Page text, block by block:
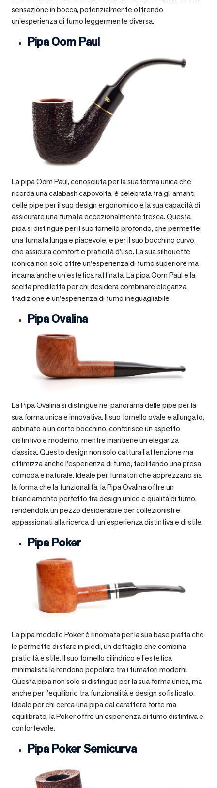
sensazione in bocca, potenzialmente offrendo
un’esperienza di fumo leggermente diversa.
Pipa Oom Paul
La pipa Oom Paul, conosciuta per la sua forma unica che
ricorda una calabash capovolta, è celebrata tra gli amanti
delle pipe per il suo design ergonomico e la sua capacità di
assicurare una fumata eccezionalmente fresca. Questa
pipa si distingue per il suo fornello profondo, che permette
una fumata lunga e piacevole, e per il suo bocchino curvo,
che assicura comfort e praticità d’uso. La sua silhouette
iconica non solo offre un’esperienza di fumo superiore ma
incarna anche un’estetica raffinata. La pipa Oom Paul è la
scelta prediletta per chi desidera combinare eleganza,
tradizione e un’esperienza di fumo ineguagliabile.
Pipa Ovalina
La Pipa Ovalina si distingue nel panorama delle pipe per la
sua forma unica e innovativa. Il suo fornello ovale e allungato,
abbinato a un corto bocchino, conferisce un aspetto
distintivo e moderno, mentre mantiene un’eleganza
classica. Questo design non solo cattura l’attenzione ma
ottimizza anche l’esperienza di fumo, facilitando una presa
comoda e naturale. Ideale per fumatori che apprezzano sia
la forma che la funzionalità, la Pipa Ovalina offre un
bilanciamento perfetto tra design unico e qualità di fumo,
rendendola un pezzo desiderabile per collezionisti e
appassionati alla ricerca di un’esperienza distintiva e di stile.
Pipa Poker
La pipa modello Poker è rinomata per la sua base piatta che
le permette di stare in piedi, un dettaglio che combina
praticità e stile. Il suo fornello cilindrico e l’estetica
minimalista la rendono popolare tra i fumatori moderni.
Questa pipa non solo si distingue per la sua forma unica, ma
anche per l’equilibrio tra funzionalità e design sofisticato.
Ideale per chi cerca una pipa dal carattere forte ma
equilibrato, la Poker offre un’esperienza di fumo distintiva e
confortevole.
Pipa Poker Semicurva